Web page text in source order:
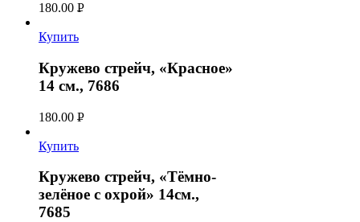
180.00 Р
Купить
Кружево стрейч, «Красное»
14 см., 7686
180.00 Р
Купить
Кружево стрейч, «Тёмно-
зелёное с охрой» 14см.,
7685